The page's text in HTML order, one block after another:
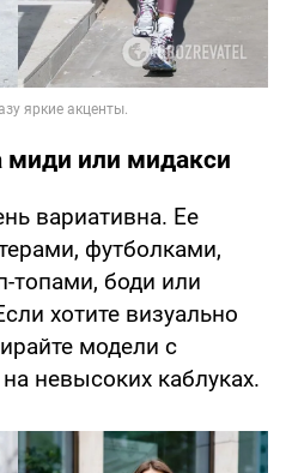
или мидакси
вариативна. Ее
футболками,
топами, боди или
хотите визуально
модели с
невысоких каблуках.